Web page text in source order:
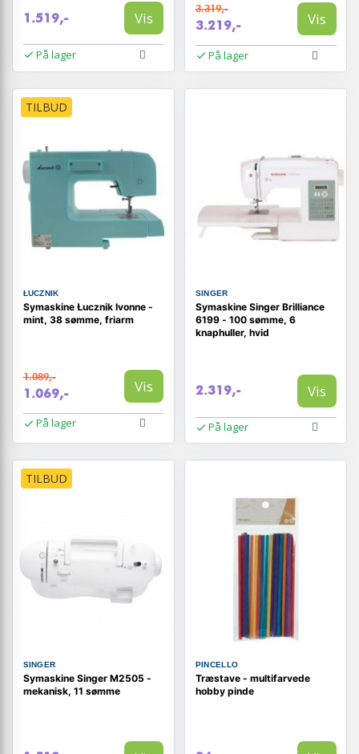
1.519,- Vis
På lager
3.319,-
3.219,- Vis
På lager
TILBUD
ŁUCZNIK
Symaskine Łucznik Ivonne -
mint, 38 sømme, friarm
1.089,-
1.069,- Vis
På lager
SINGER
Symaskine Singer Brilliance
6199 - 100 sømme, 6
knaphuller, hvid
2.319,- Vis
På lager
TILBUD
SINGER
Symaskine Singer M2505 -
mekanisk, 11 sømme
PINCELLO
Træstave - multifarvede
hobby pinde